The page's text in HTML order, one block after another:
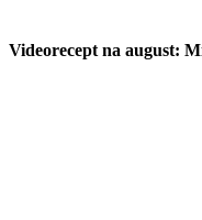
Videorecept na august: